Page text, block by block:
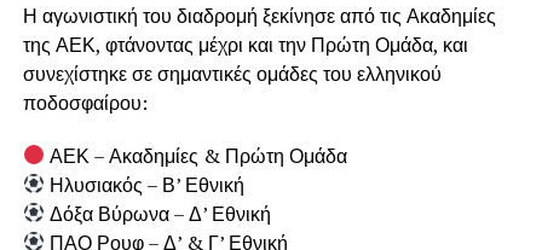
Η αγωνιστική του διαδρομή ξεκίνησε από τις Ακαδημίες
της ΑΕΚ, φτάνοντας μέχρι και την Πρώτη Ομάδα, και
συνεχίστηκε σε σημαντικές ομάδες του ελληνικού
ποδοσφαίρου:
ΑΕΚ – Ακαδημίες & Πρώτη Ομάδα
Ηλυσιακός – Β’ Εθνική
Δόξα Βύρωνα – Δ’ Εθνική
ΠΑΟ Ρουφ – Δ’ & Γ’ Εθνική